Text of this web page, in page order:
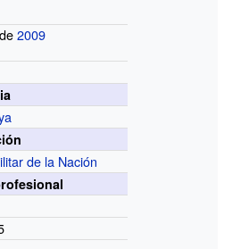
de2009
de la Nación